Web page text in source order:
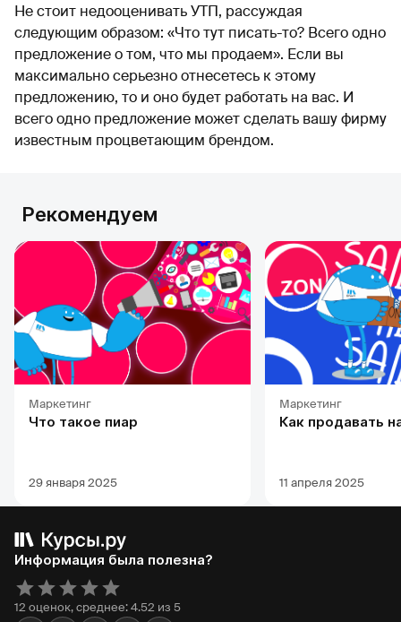
Не стоит недооценивать УТП, рассуждая
следующим образом: «Что тут писать-то? Всего одно
предложение о том, что мы продаем». Если вы
максимально серьезно отнесетесь к этому
предложению, то и оно будет работать на вас. И
всего одно предложение может сделать вашу фирму
известным процветающим брендом.
Рекомендуем
Маркетинг
Что такое пиар
29 января 2025
Маркетинг
Как продавать
11 апреля 2025
Информация была полезна?
12 оценок, среднее: 4.52 из 5